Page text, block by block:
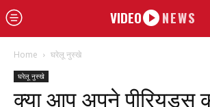
VIDEO NEWS
Home घरेलू नुस्खे
घरेलू नुस्खे
क्या आप अपने पीरियड्स